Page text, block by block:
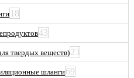
18
43
твердых веществ)23
шланги69